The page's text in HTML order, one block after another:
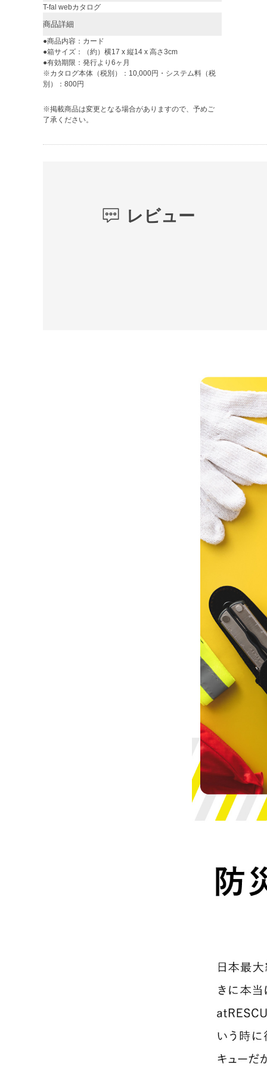
T-fal webカタログ
商品詳細
●商品内容：カード
●箱サイズ：（約）横17 x 縦14 x 高さ3cm
●有効期限：発行より6ヶ月
※カタログ本体（税別）：10,000円・システム料（税
別）：800円
※掲載商品は変更となる場合がありますので、予めご
了承ください。
レビュー